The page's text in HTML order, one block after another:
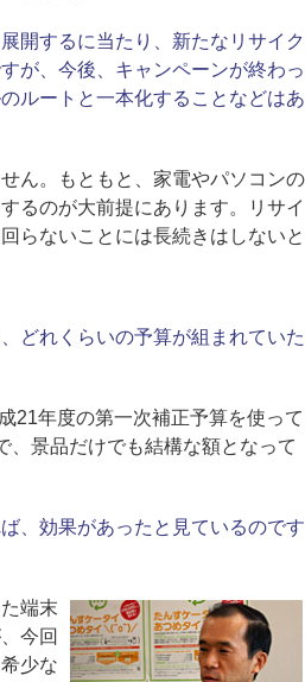
開するに当たり、新たなリサイク
が、今後、キャンペーンが終わっ
ルートと一本化することなどはあ
ん。もともと、家電やパソコンの
るのが大前提にあります。リサイ
らないことには長続きはしないと
どれくらいの予算が組まれていた
21年度の第一次補正予算を使って
、景品だけでも結構な額となって
、効果があったと見ているのです
端末
今回
少な